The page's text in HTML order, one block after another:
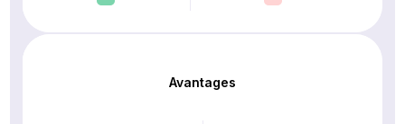
Avantages